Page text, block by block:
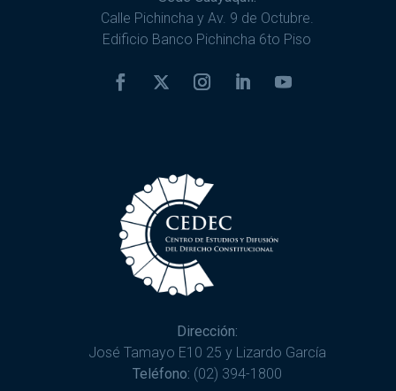
Calle Pichincha y Av. 9 de Octubre.
Edificio Banco Pichincha 6to Piso
Dirección:
José Tamayo E10 25 y Lizardo García
Teléfono: (02) 394-1800